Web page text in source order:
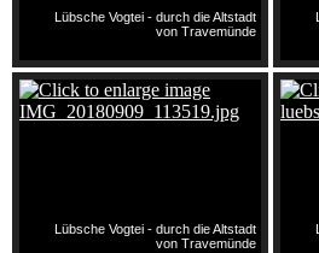
Lübsche Vogtei - durch die Altstadt
von Travemünde
Lübsche Vogtei - durch die Altstadt
von Travemünde